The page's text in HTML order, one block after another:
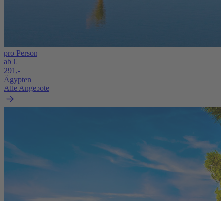
pro Person
ab €
291,-
Ägypten
Alle Angebote